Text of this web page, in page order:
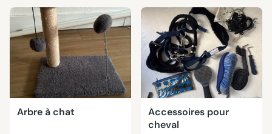
Arbre à chat
Accessoires pour
cheval